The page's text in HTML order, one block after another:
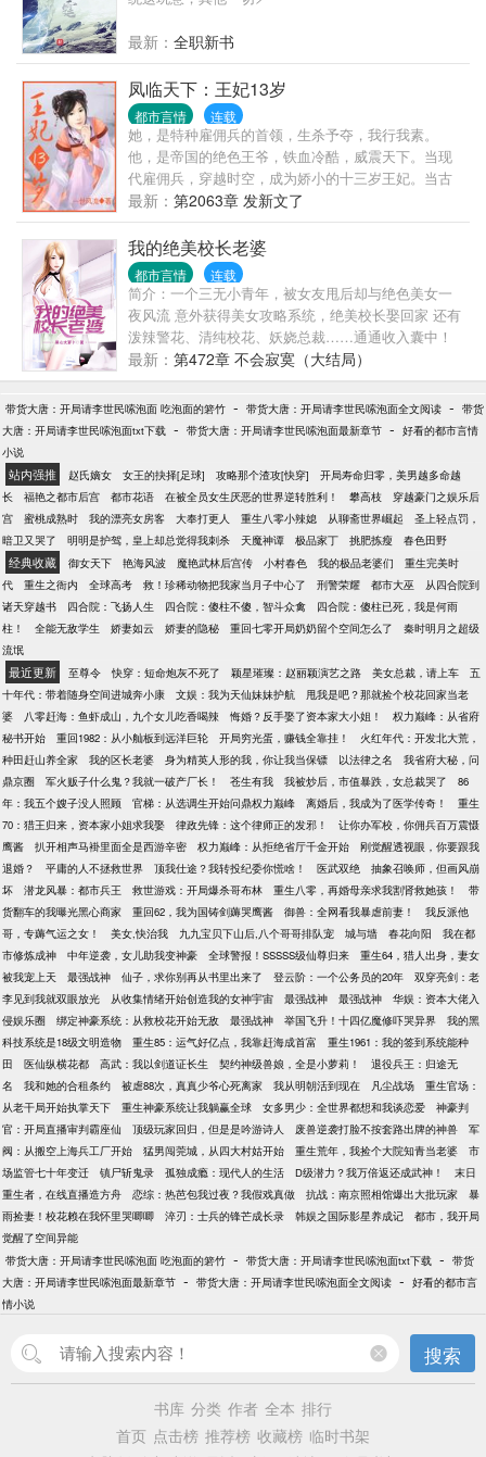
最新： 全职新书
凤临天下：王妃13岁
都市言情 连载
她，是特种雇佣兵的首领，生杀予夺，我行我素。
他，是帝国的绝色王爷，铁血冷酷，威震天下。当现
代雇佣兵，穿越时空，成为娇小的十三岁王妃。当古
代的绝色王爷，浴室之内，对上喋血的利剑谁能降伏
谁？“少打我的主意，否则别怪我不客气。”乱世浮沉，
这天下不尽是男儿的天下风云会聚，且看今生谁主浮
沉。《本故事纯属虚构》
最新： 第2063章 发新文了
我的绝美校长老婆
都市言情 连载
简介：一个三无小青年，被女友甩后却与绝色美女一
夜风流 意外获得美女攻略系统，绝美校长娶回家 还有
泼辣警花、清纯校花、妖娆总裁……通通收入囊中！
最新： 第472章 不会寂寞（大结局）
带货大唐：开局请李世民嗦泡面 吃泡面的箬竹 - 带货大唐：开局请李世民嗦泡面全文阅读 - 带货
大唐：开局请李世民嗦泡面txt下载 - 带货大唐：开局请李世民嗦泡面最新章节 - 好看的都市言情
小说
站内强推 赵氏嫡女 女王的抉择[足球] 攻略那个渣攻[快穿]
开局寿命归零，美男越多命越
长
福艳之都市后宫 都市花语 在被全员女生厌恶的世界逆转胜利！ 攀高枝
穿越豪门之娱乐后
宫
蜜桃成熟时 我的漂亮女房客 大奉打更人 重生八零小辣媳 从聊斋世界崛起
圣上轻点罚，
暗卫又哭了
明明是护驾，皇上却总觉得我刺杀 天魔神谭 极品家丁 挑肥拣瘦 春色田野
经典收藏 御女天下 艳海风波 魔艳武林后宫传 小村春色 我的极品老婆们
重生完美时
代
重生之衙内 全球高考 救！珍稀动物把我家当月子中心了 刑警荣耀 都市大巫
从四合院到
诸天穿越书
四合院：飞扬人生 四合院：傻柱不傻，智斗众禽
四合院：傻柱已死，我是何雨
柱！
全能无敌学生 娇妻如云 娇妻的隐秘 重回七零开局奶奶留个空间怎么了
秦时明月之超级
流氓
最近更新 至尊令 快穿：短命炮灰不死了 颖星璀璨：赵丽颖演艺之路 美女总裁，请上车
五
十年代：带着随身空间进城奔小康
文娱：我为天仙妹妹护航
甩我是吧？那就捡个校花回家当老
婆
八零赶海：鱼虾成山，九个女儿吃香喝辣 悔婚？反手娶了资本家大小姐！
权力巅峰：从省府
秘书开始
重回1982：从小舢板到远洋巨轮 开局穷光蛋，赚钱全靠挂！
火红年代：开发北大荒，
种田赶山养全家
我的区长老婆 身为精英人形的我，你让我当保镖 以法律之名
我省府大秘，问
鼎京圈
军火贩子什么鬼？我就一破产厂长！ 苍生有我 我被炒后，市值暴跌，女总裁哭了
86
年：我五个嫂子没人照顾
官梯：从选调生开始问鼎权力巅峰 离婚后，我成为了医学传奇！
重生
70：猎王归来，资本家小姐求我娶
律政先锋：这个律师正的发邪！
让你办军校，你佣兵百万震慑
鹰酱
扒开相声马褂里面全是西游辛密 权力巅峰：从拒绝省厅千金开始
刚觉醒透视眼，你要跟我
退婚？
平庸的人不拯救世界 顶我仕途？我转投纪委你慌啥！ 医武双绝
抽象召唤师，但画风崩
坏
潜龙风暴：都市兵王 救世游戏：开局爆杀哥布林 重生八零，再婚母亲求我割肾救她孩！
带
货翻车的我曝光黑心商家
重回62，我为国铸剑薅哭鹰酱 御兽：全网看我暴虐前妻！
我反派他
哥，专薅气运之女！
美女,快治我 九九宝贝下山后,八个哥哥排队宠 城与墙 春花向阳
我在都
市修炼成神
中年逆袭，女儿助我变神豪 全球警报！SSSSS级仙尊归来
重生64，猎人出身，妻女
被我宠上天
最强战神 仙子，求你别再从书里出来了 登云阶：一个公务员的20年
双穿亮剑：老
李见到我就双眼放光
从收集情绪开始创造我的女神宇宙 最强战神 最强战神
华娱：资本大佬入
侵娱乐圈
绑定神豪系统：从救校花开始无敌 最强战神 举国飞升！十四亿魔修吓哭异界
我的黑
科技系统是18级文明造物
重生85：运气好亿点，我靠赶海成首富
重生1961：我的签到系统能种
田
医仙纵横花都 高武：我以剑道证长生 契约神级兽娘，全是小萝莉！
退役兵王：归途无
名
我和她的合租条约 被虐88次，真真少爷心死离家 我从明朝活到现在 凡尘战场
重生官场：
从老干局开始执掌天下
重生神豪系统让我躺赢全球 女多男少：全世界都想和我谈恋爱
神豪判
官：开局直播审判霸座仙
顶级玩家回归，但是是吟游诗人 废兽逆袭打脸不按套路出牌的神兽
军
阀：从搬空上海兵工厂开始
猛男闯莞城，从四大村姑开始 重生荒年，我捡个大院知青当老婆
市
场监管七十年变迁
镇尸斩鬼录 孤独成瘾：现代人的生活 D级潜力？我万倍返还成武神！
末日
重生者，在线直播造方舟
恋综：热芭包我过夜？我假戏真做 抗战：南京照相馆爆出大批玩家
暴
雨捡妻！校花赖在我怀里哭唧唧
淬刃：士兵的锋芒成长录 韩娱之国际影星养成记
都市，我开局
觉醒了空间异能
带货大唐：开局请李世民嗦泡面 吃泡面的箬竹 - 带货大唐：开局请李世民嗦泡面txt下载 - 带货
大唐：开局请李世民嗦泡面最新章节 - 带货大唐：开局请李世民嗦泡面全文阅读 - 好看的都市言
情小说
搜索
书库 分类 作者 全本 排行
首页 点击榜 推荐榜 收藏榜 临时书架